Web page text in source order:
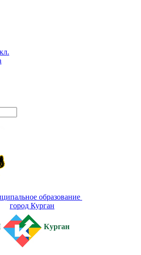
образование
город Курган
Курган